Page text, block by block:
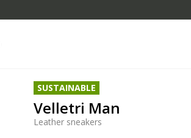
SUSTAINABLE
Velletri Man
Leather sneakers